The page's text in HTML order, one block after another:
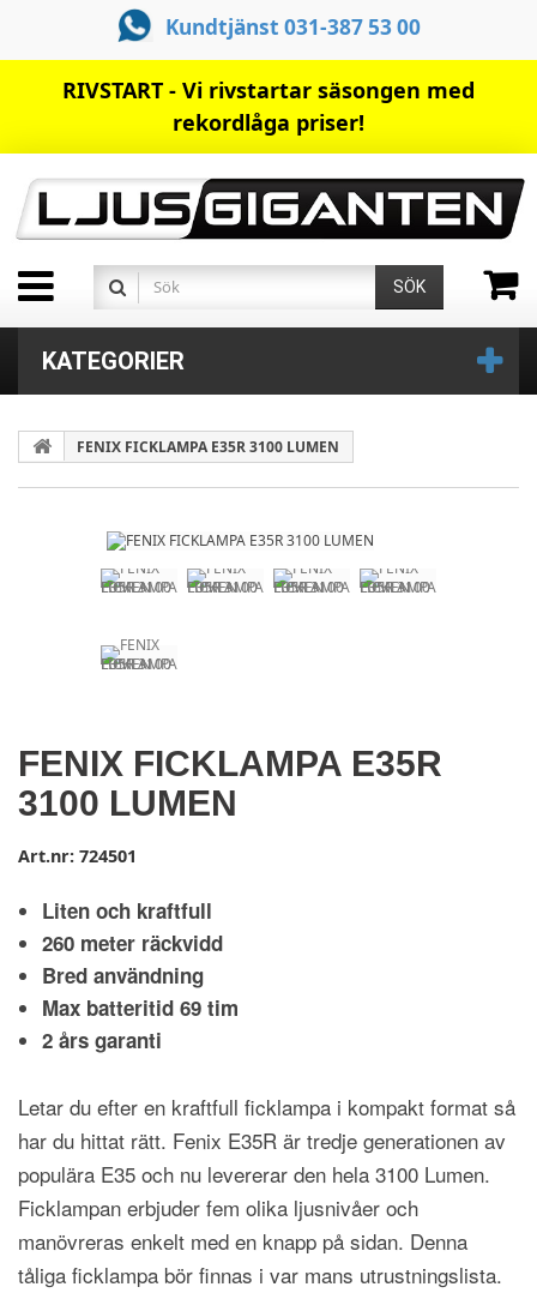
Kundtjänst 031-387 53 00
RIVSTART - Vi rivstartar säsongen med
rekordlåga priser!
SÖK
KATEGORIER
FENIX FICKLAMPA E35R 3100 LUMEN
FENIX FICKLAMPA E35R
3100 LUMEN
Art.nr: 724501
Liten och kraftfull
260 meter räckvidd
Bred användning
Max batteritid 69 tim
2 års garanti
Letar du efter en kraftfull ficklampa i kompakt format så
har du hittat rätt. Fenix E35R är tredje generationen av
populära E35 och nu levererar den hela 3100 Lumen.
Ficklampan erbjuder fem olika ljusnivåer och
manövreras enkelt med en knapp på sidan. Denna
tåliga ficklampa bör finnas i var mans utrustningslista.